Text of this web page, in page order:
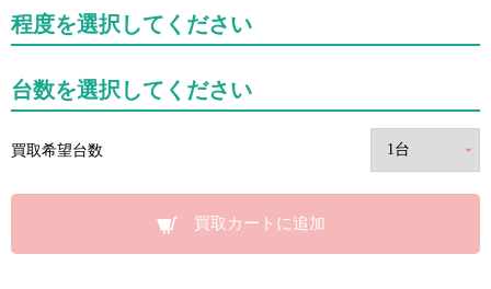
程度を選択してください
台数を選択してください
買取希望台数
買取カートに追加